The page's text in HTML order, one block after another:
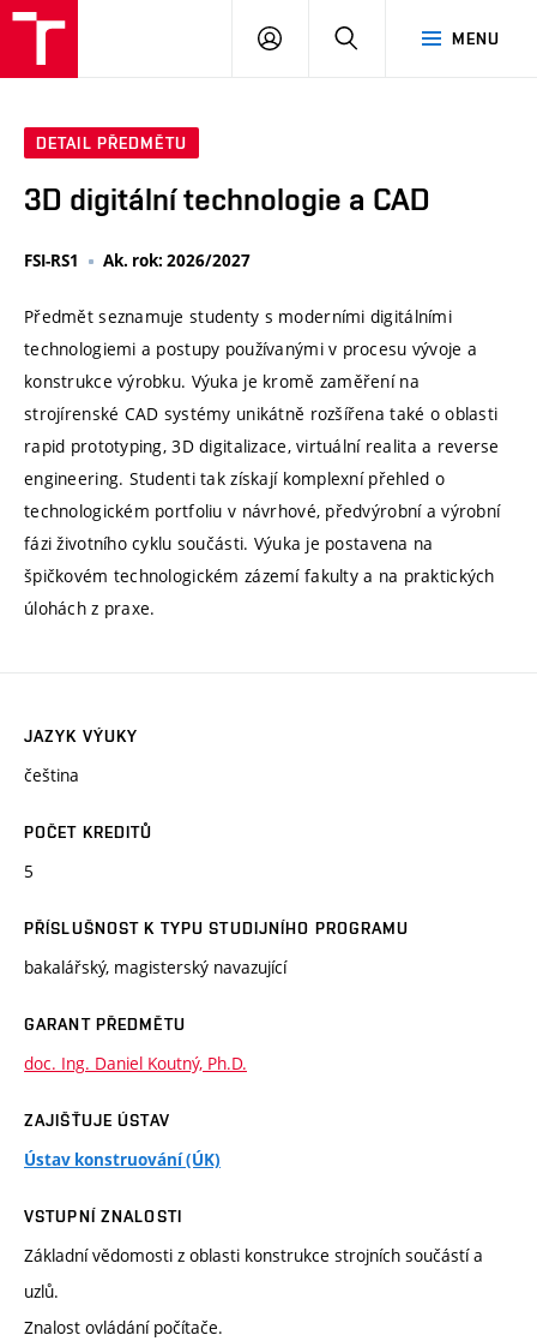
MENU
PŘIHLÁSIT
DETAIL PŘEDMĚTU
3D digitální technologie a CAD
FSI-RS1 Ak. rok: 2026/2027
Předmět seznamuje studenty s moderními digitálními
technologiemi a postupy používanými v procesu vývoje a
konstrukce výrobku. Výuka je kromě zaměření na
strojírenské CAD systémy unikátně rozšířena také o oblasti
rapid prototyping, 3D digitalizace, virtuální realita a reverse
engineering. Studenti tak získají komplexní přehled o
technologickém portfoliu v návrhové, předvýrobní a výrobní
fázi životního cyklu součásti. Výuka je postavena na
špičkovém technologickém zázemí fakulty a na praktických
úlohách z praxe.
JAZYK VÝUKY
čeština
POČET KREDITŮ
5
PŘÍSLUŠNOST K TYPU STUDIJNÍHO PROGRAMU
bakalářský, magisterský navazující
GARANT PŘEDMĚTU
doc. Ing. Daniel Koutný, Ph.D.
ZAJIŠŤUJE ÚSTAV
Ústav konstruování (ÚK)
VSTUPNÍ ZNALOSTI
Základní vědomosti z oblasti konstrukce strojních součástí a
uzlů.
Znalost ovládání počítače.